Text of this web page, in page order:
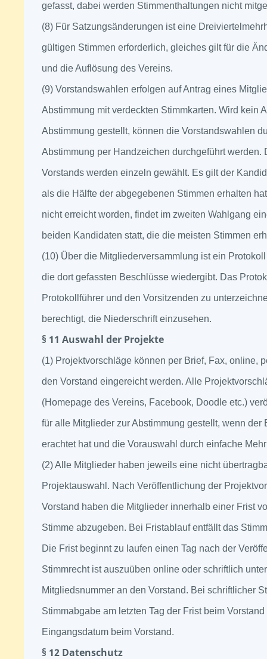
gefasst, dabei werden Stimmenthaltungen nicht
(8) Für Satzungsänderungen ist eine
gültigen Stimmen erforderlich, gleiches gilt für die
und die Auflösung des Vereins.
(9) Vorstandswahlen erfolgen auf Antrag eines
Abstimmung mit verdeckten Stimmkarten. Wird kein
Abstimmung gestellt, können die Vorstandswahlen
Abstimmung per Handzeichen durchgeführt werden.
Vorstands werden einzeln gewählt. Es gilt der
als die Hälfte der abgegebenen Stimmen erhalten
nicht erreicht worden, findet im zweiten Wahlgang
beiden Kandidaten statt, die die meisten Stimmen
(10) Über die Mitgliederversammlung ist ein
die dort gefassten Beschlüsse wiedergibt. Das
Protokollführer und den Vorsitzenden zu
berechtigt, die Niederschrift einzusehen.
§ 11 Auswahl der Projekte
(1) Projektvorschläge können per Brief, Fax, online,
den Vorstand eingereicht werden. Alle
(Homepage des Vereins, Facebook, Doodle etc.)
für alle Mitglieder zur Abstimmung gestellt, wenn der
erachtet hat und die Vorauswahl durch einfache
(2) Alle Mitglieder haben jeweils eine nicht
Projektauswahl. Nach Veröffentlichung der
Vorstand haben die Mitglieder innerhalb einer Frist
Stimme abzugeben. Bei Fristablauf entfällt das
Die Frist beginnt zu laufen einen Tag nach der
Stimmrecht ist auszuüben online oder schriftlich
Mitgliedsnummer an den Vorstand. Bei schriftlicher
Stimmabgabe am letzten Tag der Frist beim
Eingangsdatum beim Vorstand.
§ 12 Datenschutz